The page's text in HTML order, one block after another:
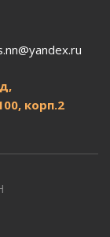
корп.2